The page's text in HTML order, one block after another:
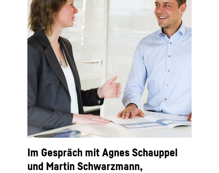
Im Gespräch mit Agnes Schauppel
und Martin Schwarzmann,